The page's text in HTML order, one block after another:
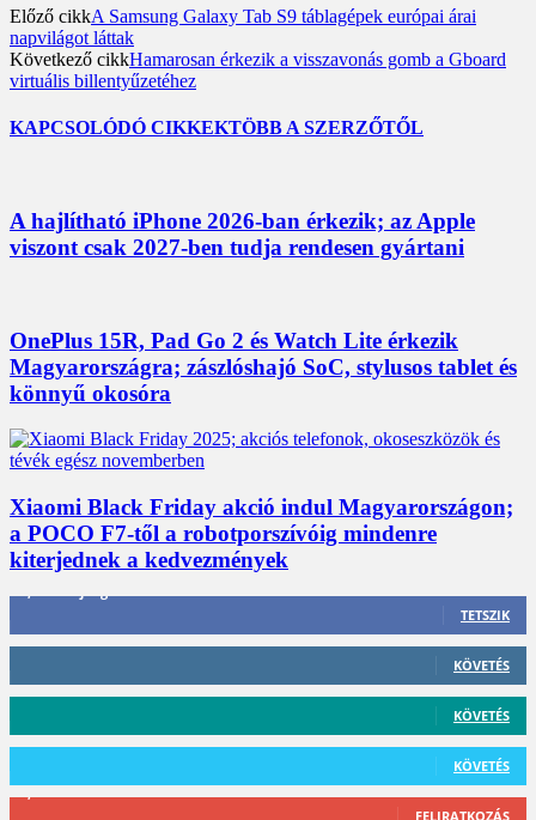
Előző cikkA Samsung Galaxy Tab S9 táblagépek európai árai
napvilágot láttak
Következő cikkHamarosan érkezik a visszavonás gomb a Gboard
virtuális billentyűzetéhez
KAPCSOLÓDÓ CIKKEKTÖBB A SZERZŐTŐL
A hajlítható iPhone 2026-ban érkezik; az Apple
viszont csak 2027-ben tudja rendesen gyártani
OnePlus 15R, Pad Go 2 és Watch Lite érkezik
Magyarországra; zászlóshajó SoC, stylusos tablet és
könnyű okosóra
Xiaomi Black Friday akció indul Magyarországon;
a POCO F7-től a robotporszívóig mindenre
kiterjednek a kedvezmények
TETSZIK
412 Követő
KÖVETÉS
59 Követő
KÖVETÉS
101 Követő
KÖVETÉS
2,589 Feliratkozó
FELIRATKOZÁS